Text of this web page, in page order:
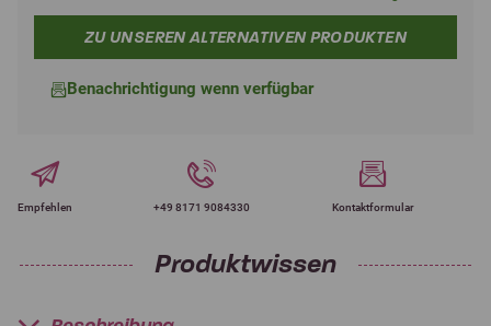
ZU UNSEREN ALTERNATIVEN PRODUKTEN
Benachrichtigung wenn verfügbar
Empfehlen +49 8171 9084330 Kontaktformular
Produktwissen